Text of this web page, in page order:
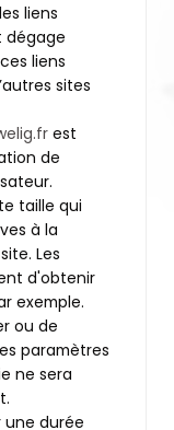
liens
dégage
liens
sites
est
de
taille qui
à la
Les
d'obtenir
exemple.
ou de
paramètres
ne sera
une durée